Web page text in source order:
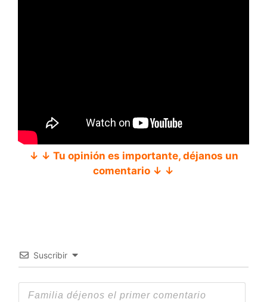
↓ ↓ Tu opinión es importante, déjanos un
comentario ↓ ↓
Suscribir